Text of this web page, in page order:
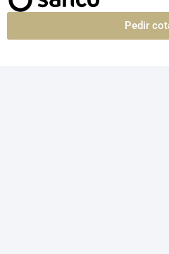
Pedir